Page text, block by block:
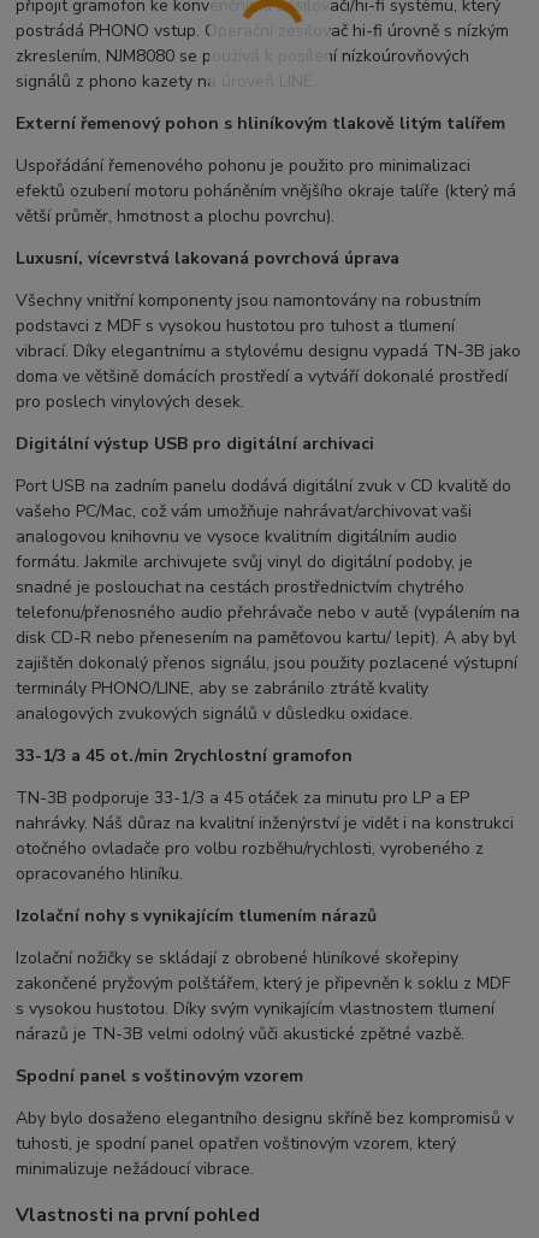
připojit gramofon ke konvenčnímu zesilovači/hi-fi systému, který
postrádá PHONO vstup. Operační zesilovač hi-fi úrovně s nízkým
zkreslením, NJM8080 se používá k posílení nízkoúrovňových
signálů z phono kazety na úroveň LINE.
Externí řemenový pohon s hliníkovým tlakově litým talířem
Uspořádání řemenového pohonu je použito pro minimalizaci
efektů ozubení motoru poháněním vnějšího okraje talíře (který má
větší průměr, hmotnost a plochu povrchu).
Luxusní, vícevrstvá lakovaná povrchová úprava
Všechny vnitřní komponenty jsou namontovány na robustním
podstavci z MDF s vysokou hustotou pro tuhost a tlumení
vibrací. Díky elegantnímu a stylovému designu vypadá TN-3B jako
doma ve většině domácích prostředí a vytváří dokonalé prostředí
pro poslech vinylových desek.
Digitální výstup USB pro digitální archivaci
Port USB na zadním panelu dodává digitální zvuk v CD kvalitě do
vašeho PC/Mac, což vám umožňuje nahrávat/archivovat vaši
analogovou knihovnu ve vysoce kvalitním digitálním audio
formátu. Jakmile archivujete svůj vinyl do digitální podoby, je
snadné je poslouchat na cestách prostřednictvím chytrého
telefonu/přenosného audio přehrávače nebo v autě (vypálením na
disk CD-R nebo přenesením na paměťovou kartu/ lepit). A aby byl
zajištěn dokonalý přenos signálu, jsou použity pozlacené výstupní
terminály PHONO/LINE, aby se zabránilo ztrátě kvality
analogových zvukových signálů v důsledku oxidace.
33-1/3 a 45 ot./min 2rychlostní gramofon
TN-3B podporuje 33-1/3 a 45 otáček za minutu pro LP a EP
nahrávky. Náš důraz na kvalitní inženýrství je vidět i na konstrukci
otočného ovladače pro volbu rozběhu/rychlosti, vyrobeného z
opracovaného hliníku.
Izolační nohy s vynikajícím tlumením nárazů
Izolační nožičky se skládají z obrobené hliníkové skořepiny
zakončené pryžovým polštářem, který je připevněn k soklu z MDF
s vysokou hustotou. Díky svým vynikajícím vlastnostem tlumení
nárazů je TN-3B velmi odolný vůči akustické zpětné vazbě.
Spodní panel s voštinovým vzorem
Aby bylo dosaženo elegantního designu skříně bez kompromisů v
tuhosti, je spodní panel opatřen voštinovým vzorem, který
minimalizuje nežádoucí vibrace.
Vlastnosti na první pohled